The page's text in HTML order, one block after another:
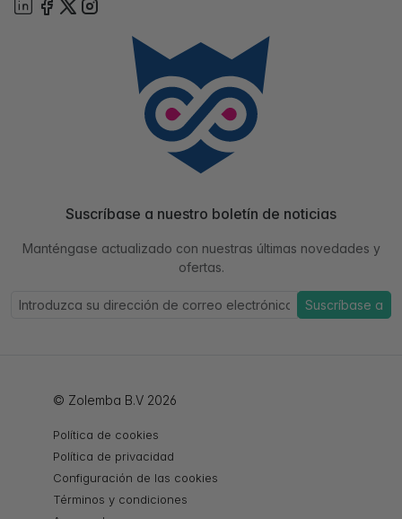
Suscríbase a nuestro boletín de noticias
Manténgase actualizado con nuestras últimas novedades y
ofertas.
Suscríbase a
© Zolemba B.V 2026
Política de cookies
Política de privacidad
Configuración de las cookies
Términos y condiciones